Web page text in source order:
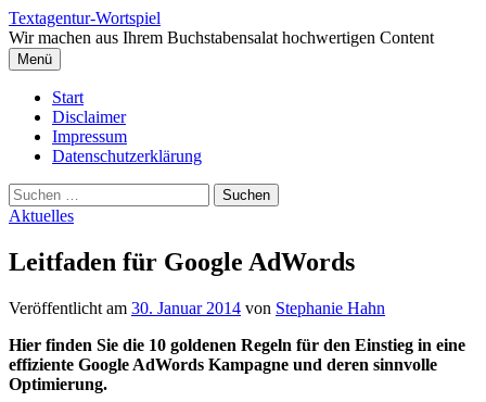
Springe
zum
Inhalt
Textagentur-Wortspiel
Wir machen aus Ihrem Buchstabensalat hochwertigen Content
Menü
Start
Disclaimer
Impressum
Datenschutzerklärung
Suchen
nach:
Aktuelles
Leitfaden für Google AdWords
Veröffentlicht am 30. Januar 2014 von Stephanie Hahn
Hier finden Sie die 10 goldenen Regeln für den Einstieg in eine
effiziente Google AdWords Kampagne und deren sinnvolle
Optimierung.